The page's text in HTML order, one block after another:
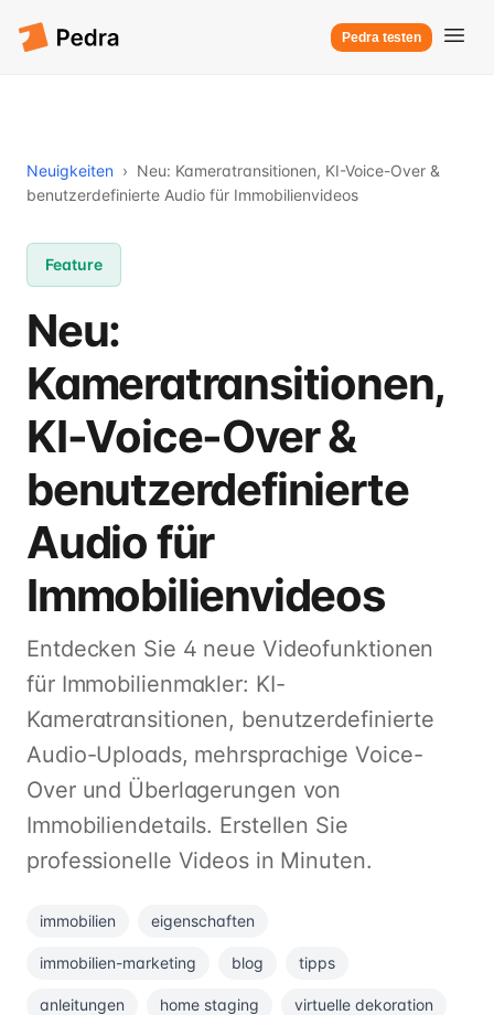
Pedra testen
Neuigkeiten › Neu: Kameratransitionen, KI-Voice-Over &
benutzerdefinierte Audio für Immobilienvideos
Feature
Neu:
Kameratransitionen,
KI-Voice-Over &
benutzerdefinierte
Audio für
Immobilienvideos
Entdecken Sie 4 neue Videofunktionen
für Immobilienmakler: KI-
Kameratransitionen, benutzerdefinierte
Audio-Uploads, mehrsprachige Voice-
Over und Überlagerungen von
Immobiliendetails. Erstellen Sie
professionelle Videos in Minuten.
immobilien eigenschaften
immobilien-marketing blog tipps
anleitungen home staging virtuelle dekoration